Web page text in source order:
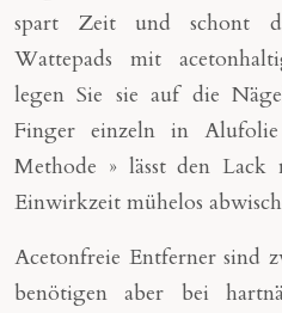
spart Zeit und schont
Wattepads mit
legen Sie sie auf die
Finger einzeln in
Methode » lässt den Lack
Einwirkzeit mühelos
Acetonfreie Entferner sind
benötigen aber bei